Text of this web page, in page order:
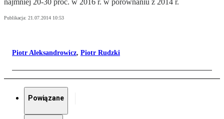
najmniej 20-30 proc. w 2016 r. w porównaniu z 2014 r.
Publikacja: 21.07.2014 10:53
Piotr Aleksandrowicz, Piotr Rudzki
Powiązane